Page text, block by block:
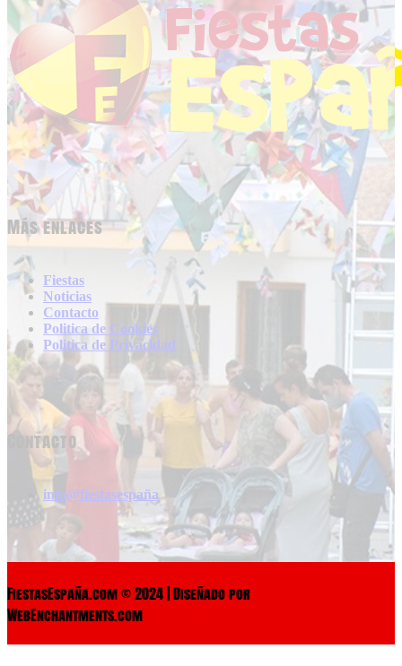
Más enlaces
Fiestas
Noticias
Contacto
Politica de Cookies
Politica de Privacidad
Contacto
info@fiestasespaña
FiestasEspaña.com © 2024 | Diseñado por
WebEnchantments.com